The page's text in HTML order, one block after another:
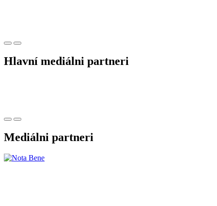
Hlavní mediálni partneri
Mediálni partneri